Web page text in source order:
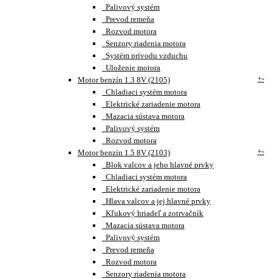
Palivový systém
Prevod remeňa
Rozvod motora
Senzory riadenia motora
Systém prívodu vzduchu
Uloženie motora
Motor benzín 1.3 8V (2105)
+-
Chladiaci systém motora
Elektrické zariadenie motora
Mazacia sústava motora
Palivový systém
Rozvod motora
Motor benzín 1.5 8V (2103)
+-
Blok valcov a jeho hlavné prvky
Chladiaci systém motora
Elektrické zariadenie motora
Hlava valcov a jej hlavné prvky
Kľukový hriadeľ a zotrvačník
Mazacia sústava motora
Palivový systém
Prevod remeňa
Rozvod motora
Senzory riadenia motora